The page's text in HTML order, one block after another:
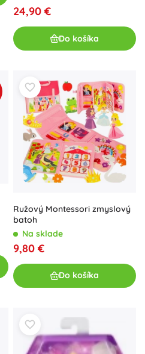
24,90 €
Do košíka
Ružový Montessori zmyslový
batoh
Na sklade
9,80 €
Do košíka